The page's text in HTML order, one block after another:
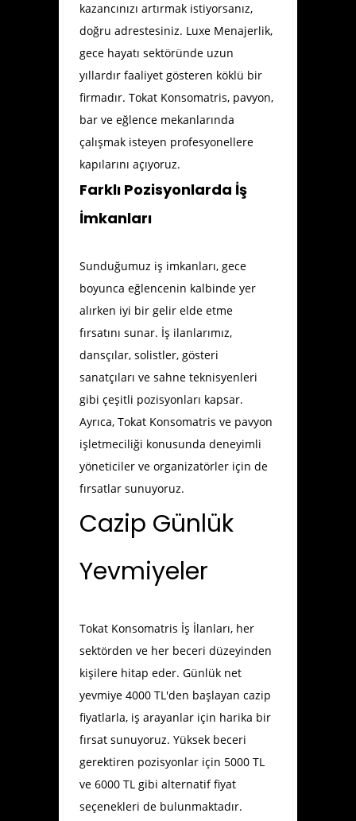
kazancınızı artırmak istiyorsanız,
doğru adrestesiniz. Luxe Menajerlik,
gece hayatı sektöründe uzun
yıllardır faaliyet gösteren köklü bir
firmadır. Tokat Konsomatris, pavyon,
bar ve eğlence mekanlarında
çalışmak isteyen profesyonellere
kapılarını açıyoruz.
Farklı Pozisyonlarda İş
İmkanları
Sunduğumuz iş imkanları, gece
boyunca eğlencenin kalbinde yer
alırken iyi bir gelir elde etme
fırsatını sunar. İş ilanlarımız,
dansçılar, solistler, gösteri
sanatçıları ve sahne teknisyenleri
gibi çeşitli pozisyonları kapsar.
Ayrıca, Tokat Konsomatris ve pavyon
işletmeciliği konusunda deneyimli
yöneticiler ve organizatörler için de
fırsatlar sunuyoruz.
Cazip Günlük
Yevmiyeler
Tokat Konsomatris İş İlanları, her
sektörden ve her beceri düzeyinden
kişilere hitap eder. Günlük net
yevmiye 4000 TL'den başlayan cazip
fiyatlarla, iş arayanlar için harika bir
fırsat sunuyoruz. Yüksek beceri
gerektiren pozisyonlar için 5000 TL
ve 6000 TL gibi alternatif fiyat
seçenekleri de bulunmaktadır.